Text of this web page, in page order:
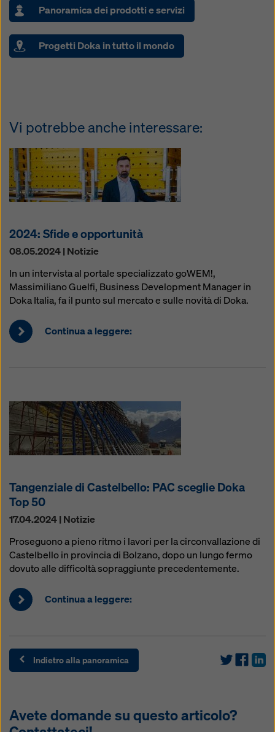
Panoramica dei prodotti e servizi
Progetti Doka in tutto il mondo
Vi potrebbe anche interessare:
2024: Sfide e opportunità
08.05.2024 | Notizie
In un intervista al portale specializzato goWEM!,
Massimiliano Guelfi, Business Development Manager in
Doka Italia, fa il punto sul mercato e sulle novità di Doka.
Continua a leggere:
Tangenziale di Castelbello: PAC sceglie Doka
Top 50
17.04.2024 | Notizie
Proseguono a pieno ritmo i lavori per la circonvallazione di
Castelbello in provincia di Bolzano, dopo un lungo fermo
dovuto alle difficoltà sopraggiunte precedentemente.
Continua a leggere:
Indietro alla panoramica
Avete domande su questo articolo?